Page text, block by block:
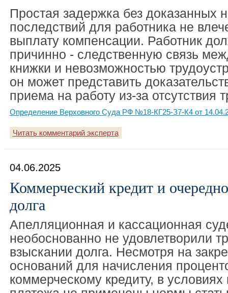
Простая задержка без доказанных
последствий для работника не
выплату компенсации. Работник
причинно - следственную связь
книжки и невозможностью
он может представить
приема на работу из-за отсутствия
Определение Верховного Суда РФ №18-КГ25-З7-К4 от
Читать комментарий эксперта
04.06.2025
Коммерческий кредит и
долга
Апелляционная и кассационная
необоснованно не удовлетворили
взыскании долга. Несмотря на
оснований для начисления
коммерческому кредиту, в условиях